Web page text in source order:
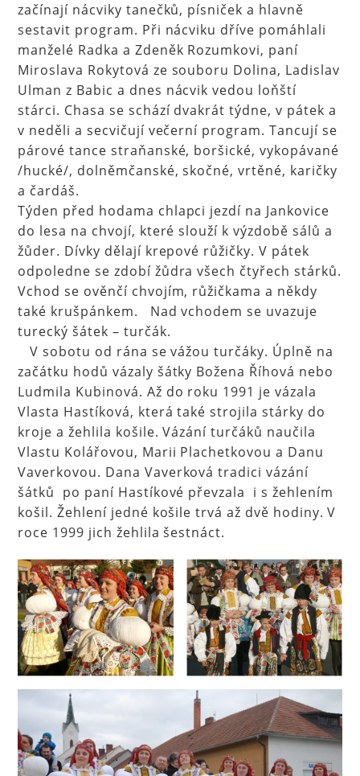
začínají nácviky tanečků, písniček a hlavně
sestavit program. Při nácviku dříve pomáhlali
manželé Radka a Zdeněk Rozumkovi, paní
Miroslava Rokytová ze souboru Dolina, Ladislav
Ulman z Babic a dnes nácvik vedou loňští
stárci. Chasa se schází dvakrát týdne, v pátek a
v neděli a secvičují večerní program. Tancují se
párové tance straňanské, boršické, vykopávané
/hucké/, dolněmčanské, skočné, vrtěné, karičky
a čardáš.
Týden před hodama chlapci jezdí na Jankovice
do lesa na chvojí, které slouží k výzdobě sálů a
žůder. Dívky dělají krepové růžičky. V pátek
odpoledne se zdobí žůdra všech čtyřech stárků.
Vchod se ověnčí chvojím, růžičkama a někdy
také krušpánkem. Nad vchodem se uvazuje
turecký šátek – turčák.
V sobotu od rána se vážou turčáky. Úplně na
začátku hodů vázaly šátky Božena Říhová nebo
Ludmila Kubinová. Až do roku 1991 je vázala
Vlasta Hastíková, která také strojila stárky do
kroje a žehlila košile. Vázání turčáků naučila
Vlastu Kolářovou, Marii Plachetkovou a Danu
Vaverkovou. Dana Vaverková tradici vázání
šátků po paní Hastíkové převzala i s žehlením
košil. Žehlení jedné košile trvá až dvě hodiny. V
roce 1999 jich žehlila šestnáct.